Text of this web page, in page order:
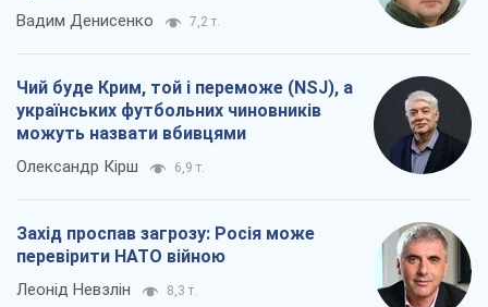
Вадим Денисенко 7,2 т.
Чий буде Крим, той і переможе (NSJ), а
українських футбольних чиновників
можуть назвати вбивцями
Олександр Кірш 6,9 т.
Захід проспав загрозу: Росія може
перевірити НАТО війною
Леонід Невзлін 8,3 т.